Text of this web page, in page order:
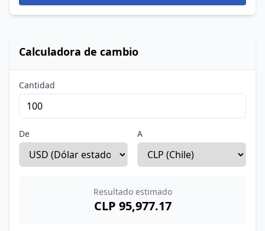
Calculadora de cambio
Cantidad
De A
Resultado estimado
CLP 95,977.17